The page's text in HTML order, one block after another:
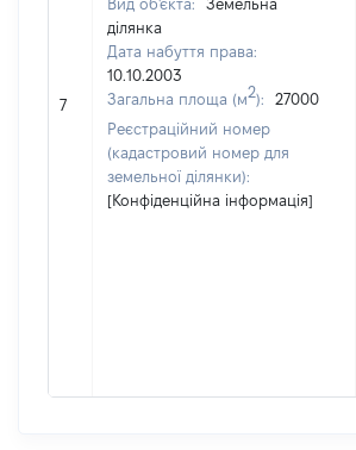
7
Вид об'єкта:
Земельна
ділянка
Дата набуття права:
10.10.2003
Загальна площа (м2):
27000
Реєстраційний номер
(кадастровий номер для
земельної ділянки):
[Конфіденційна інформація]